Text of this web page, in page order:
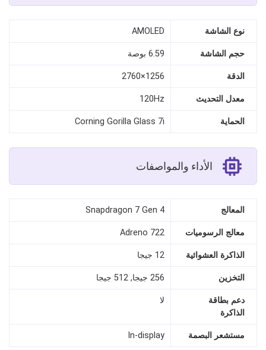
نوع الشاشة AMOLED
حجم الشاشة 6.59 بوصة
الدقة 1256×2760
معدل التحديث 120Hz
الحماية Corning Gorilla Glass 7i
الأداء والمواصفات
المعالج Snapdragon 7 Gen 4
معالج الرسوميات Adreno 722
الذاكرة العشوائية 12 جيجا
التخزين 256 جيجا, 512 جيجا
دعم بطاقة
الذاكرة
لا
مستشعر البصمة In-display